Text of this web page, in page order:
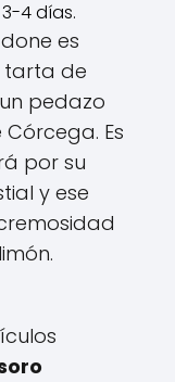
4 días.
es
tarta de
pedazo
Es
por su
y ese